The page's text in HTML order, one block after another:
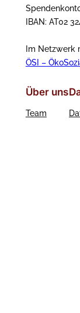
IBAN: AT02
Im Netzwerk
ÖSI –
Über uns
Team